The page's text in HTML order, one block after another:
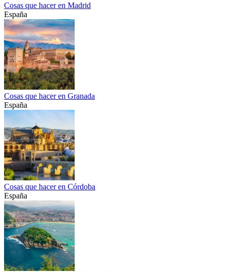
Cosas que hacer en Madrid
España
Cosas que hacer en Granada
España
Cosas que hacer en Córdoba
España